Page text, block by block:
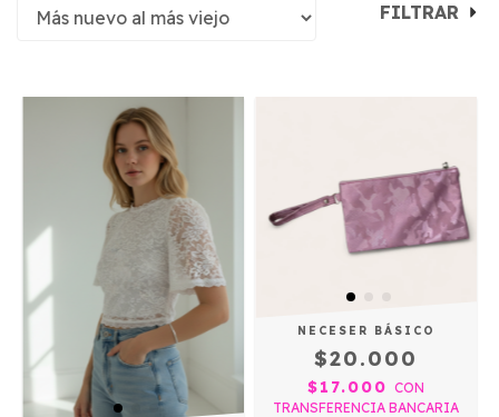
FILTRAR
NECESER BÁSICO
$20.000
$17.000 CON
TRANSFERENCIA BANCARIA